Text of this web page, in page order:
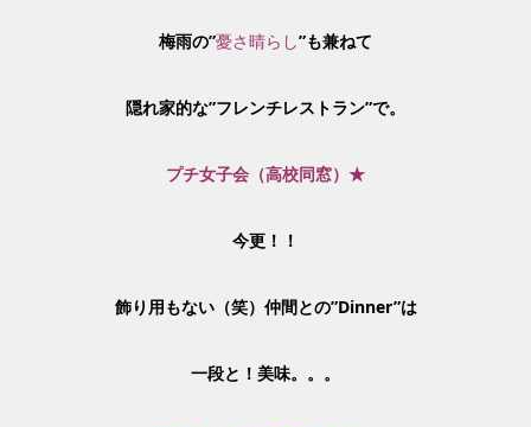
梅雨の”憂さ晴らし”も兼ねて
隠れ家的な”フレンチレストラン”で。
プチ女子会（高校同窓）★
今更！！
飾り用もない（笑）仲間との”Dinner”は
一段と！美味。。。